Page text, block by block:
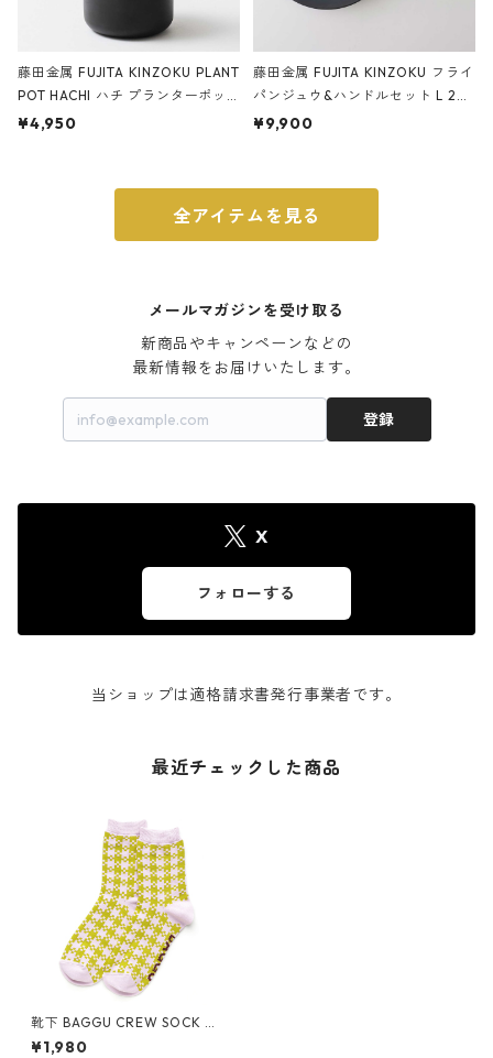
藤田金属 FUJITA KINZOKU PLANT
POT HACHI ハチ プランターポッ
ト 3号 ブラック
¥4,950
藤田金属 FUJITA KINZOKU フライ
パンジュウ&ハンドルセット L 24c
m ガス火・IH対応 鉄フライパン
¥9,900
全アイテムを見る
メールマガジンを受け取る
新商品やキャンペーンなどの
最新情報をお届けいたします。
登録
X
フォローする
当ショップは適格請求書発行事業者です。
最近チェックした商品
靴下 BAGGU CREW SOCK バ
グゥ クルーソックス バグー ピ
¥1,980